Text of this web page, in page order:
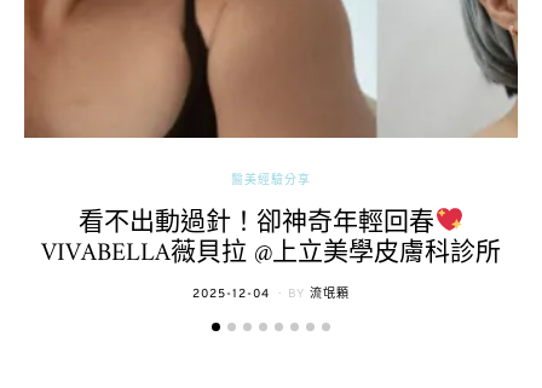
醫美經驗分享
看不出動過針！卻神奇年輕回春
VIVABELLA薇貝拉 @上立美學皮膚科診所
POSTED
2025-12-04 BY 流氓顆